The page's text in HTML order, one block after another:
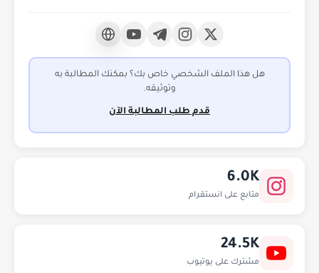
هل هذا الملف الشخصي خاص بك؟ بمكنك المطالبة به
وتوثيقه.
قدم طلب المطالبة الآن
6.0K
متابع على انستقرام
24.5K
مشترك على يوتيوب